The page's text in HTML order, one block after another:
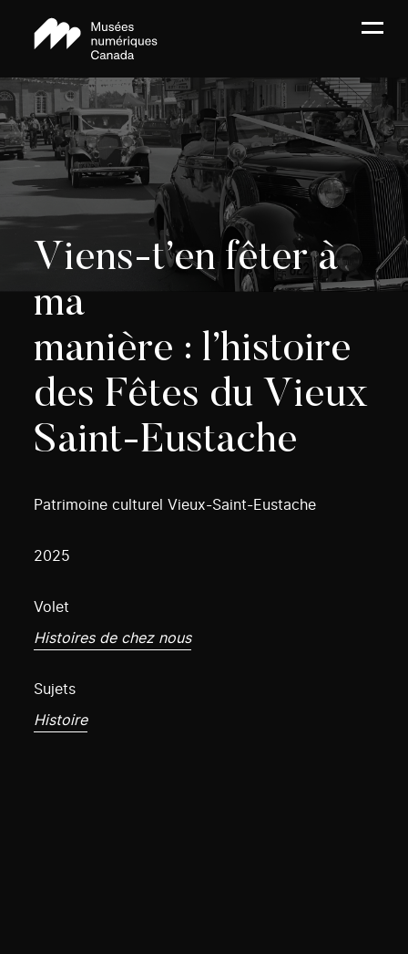
Viens-t’en fêter à
ma
manière : l’histoire
des Fêtes du Vieux
Saint-Eustache
Patrimoine culturel Vieux-Saint-Eustache
2025
Volet
Histoires de chez nous
Sujets
Histoire